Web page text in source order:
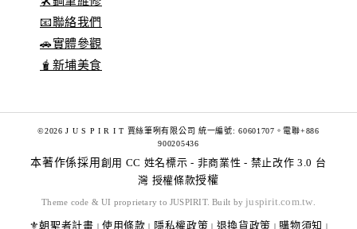
📧聯絡我們
🚗實體參觀
🧋新埔美食
©2026 J U S P I R I T 賈絲筆咧有限公司 統一編號: 60601707。電聯+886
900205436
本著作係採用 創用 CC 姓名標示 - 非商業性 - 禁止改作 3.0 台
灣 授權條款授權
Theme code & UI proprietary to JUSPIRIT. Built by juspirit.com.tw
⚜️朝聖者計畫 | 使用條款 | 隱私權政策 | 退換貨政策 | 購物須知 |